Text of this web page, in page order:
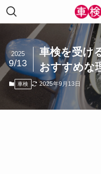
車検を受け
おすすめな
2025
9/13
車検 2025年9月13日